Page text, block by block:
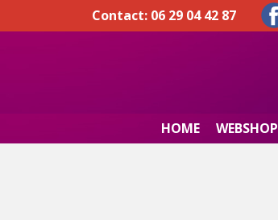
Contact: 06 29 04 42 87
HOME WEBSHOP